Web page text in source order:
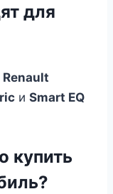
для
Renault
и Smart EQ
купить